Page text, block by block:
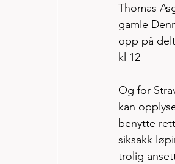
Thomas
gamle
opp på
kl 12
Og for
kan
benytte
siksakk
trolig